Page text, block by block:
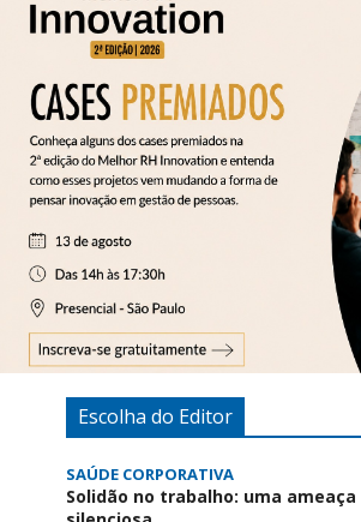
Escolha do Editor
SAÚDE CORPORATIVA
Solidão no trabalho: uma